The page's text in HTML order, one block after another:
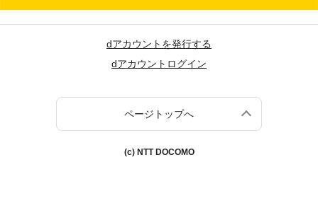
dアカウントを発行する
dアカウントログイン
ページトップへ
(c) NTT DOCOMO